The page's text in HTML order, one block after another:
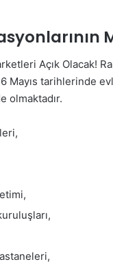
Açık Olacak!
Mayıs
olmaktadır.